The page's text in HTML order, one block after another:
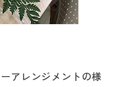
アレンジメントの様